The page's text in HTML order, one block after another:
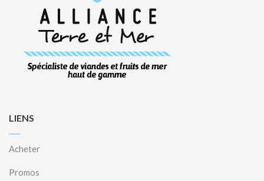
LIENS
Acheter
Promos